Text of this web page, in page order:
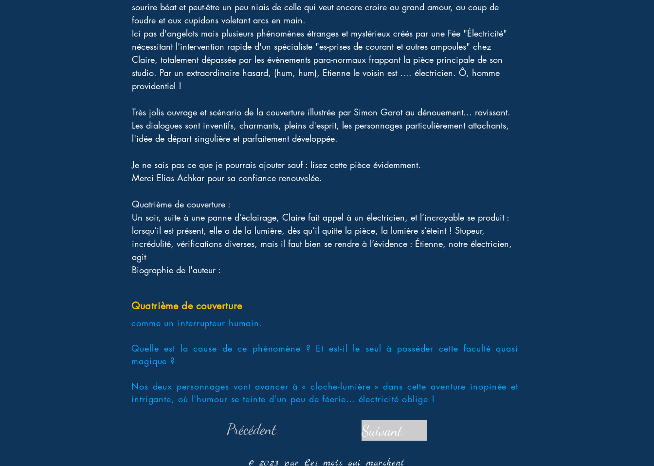
sourire béat et peut-être un peu niais de celle qui veut encore croire au grand amour, au coup de
foudre et aux cupidons voletant arcs en main.
Ici pas d'angelots mais plusieurs phénomènes étranges et mystérieux créés par une Fée "Électricité"
nécessitant l'intervention rapide d'un spécialiste "es-prises de courant et autres ampoules" chez
Claire, totalement dépassée par les évènements para-normaux frappant la pièce principale de son
studio. Par un extraordinaire hasard, (hum, hum), Etienne le voisin est .... électricien. Ô, homme
providentiel !
Très jolis ouvrage et scénario de la couverture illustrée par Simon Garot au dénouement... ravissant.
Les dialogues sont inventifs, charmants, pleins d'esprit, les personnages particulièrement attachants,
l'idée de départ singulière et parfaitement développée.
Je ne sais pas ce que je pourrais ajouter sauf : lisez cette pièce évidemment.
Merci Elias Achkar pour sa confiance renouvelée.
Quatrième de couverture :
Un soir, suite à une panne d’éclairage, Claire fait appel à un électricien, et l’incroyable se produit :
lorsqu’il est présent, elle a de la lumière, dès qu’il quitte la pièce, la lumière s’éteint ! Stupeur,
incrédulité, vérifications diverses, mais il faut bien se rendre à l’évidence : Étienne, notre électricien,
agit
Biographie de l'auteur :
Quatrième de couverture
comme un interrupteur humain.
Quelle est la cause de ce phénomène ? Et est-il le seul à posséder cette faculté quasi
magique ?
Nos deux personnages vont avancer à « cloche-lumière » dans cette aventure inopinée et
intrigante, où l'humour se teinte d'un peu de féerie… électricité oblige !
Précédent Suivant
© 2023 par Les mots qui marchent